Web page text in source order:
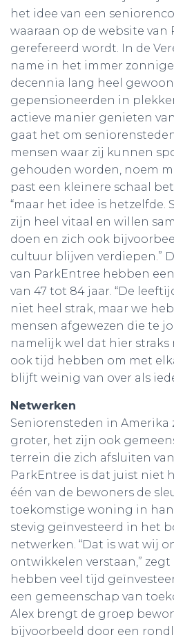
het idee van een
waaraan op de website van
gerefereerd wordt. In de
name in het immer zonnige
decennia lang heel
gepensioneerden in
actieve manier genieten
gaat het om
mensen waar zij kunnen
gehouden worden, noem
past een kleinere schaal
“maar het idee is hetzelfde.
zijn heel vitaal en willen
doen en zich ook
cultuur blijven verdiepen.”
van ParkEntree hebben
van 47 tot 84 jaar. “De
niet heel strak, maar we
mensen afgewezen die te
namelijk wel dat hier
ook tijd hebben om met
blijft weinig van over als
Netwerken
Seniorensteden in Amerika
groter, het zijn ook
terrein die zich afsluiten
ParkEntree is dat juist niet
één van de bewoners de
toekomstige woning in
stevig geïnvesteerd in het
netwerken. “Dat is wat wij
ontwikkelen verstaan,” zegt
hebben veel tijd
een gemeenschap van
Alex brengt de groep
bijvoorbeeld door een